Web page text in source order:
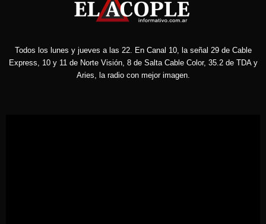
Todos los lunes y jueves a las 22. En Canal 10, la señal 29 de Cable
Express, 10 y 11 de Norte Visión, 8 de Salta Cable Color, 35.2 de TDA y
Aries, la radio con mejor imagen.